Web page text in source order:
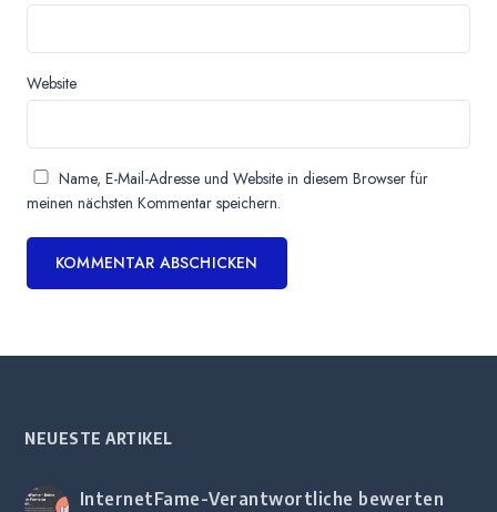
Website
Name, E-Mail-Adresse und Website in diesem Browser für
meinen nächsten Kommentar speichern.
NEUESTE ARTIKEL
InternetFame-Verantwortliche bewerten